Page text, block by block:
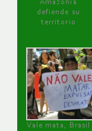
Amazonía
defiende su
territorio
Vale mata, Brasil